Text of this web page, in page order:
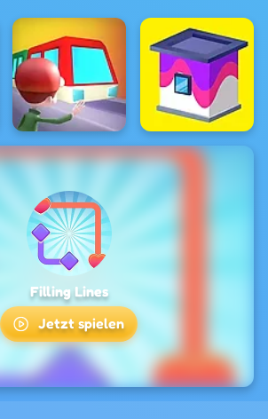
Filling Lines
Jetzt spielen